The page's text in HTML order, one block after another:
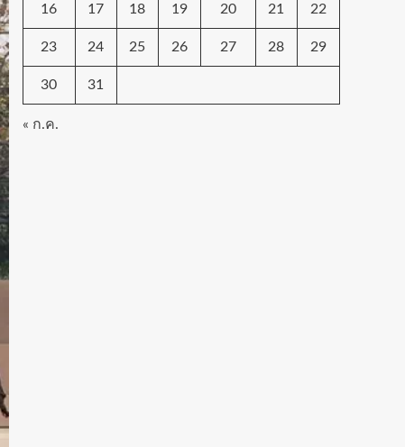
16 17 18 19 20 21 22
23 24 25 26 27 28 29
30 31
« ก.ค.